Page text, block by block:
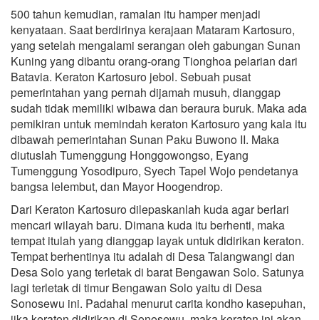
500 tahun kemudian, ramalan itu hamper menjadi
kenyataan. Saat berdirinya kerajaan Mataram Kartosuro,
yang setelah mengalami serangan oleh gabungan Sunan
Kuning yang dibantu orang-orang Tionghoa pelarian dari
Batavia. Keraton Kartosuro jebol. Sebuah pusat
pemerintahan yang pernah dijamah musuh, dianggap
sudah tidak memiliki wibawa dan beraura buruk. Maka ada
pemikiran untuk memindah keraton Kartosuro yang kala itu
dibawah pemerintahan Sunan Paku Buwono II. Maka
diutuslah Tumenggung Honggowongso, Eyang
Tumenggung Yosodipuro, Syech Tapel Wojo pendetanya
bangsa lelembut, dan Mayor Hoogendrop.
Dari Keraton Kartosuro dilepaskanlah kuda agar berlari
mencari wilayah baru. Dimana kuda itu berhenti, maka
tempat itulah yang dianggap layak untuk didirikan keraton.
Tempat berhentinya itu adalah di Desa Talangwangi dan
Desa Solo yang terletak di barat Bengawan Solo. Satunya
lagi terletak di timur Bengawan Solo yaitu di Desa
Sonosewu ini. Padahal menurut carita kondho kasepuhan,